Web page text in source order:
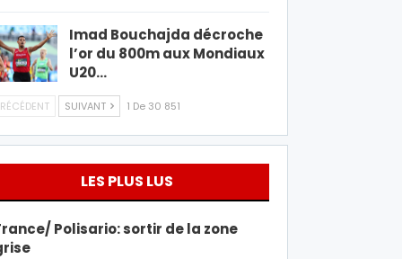
Imad Bouchajda décroche
l’or du 800m aux Mondiaux
U20…
SUIVANT 1 De 30 851
LES PLUS LUS
Polisario: sortir de la zone